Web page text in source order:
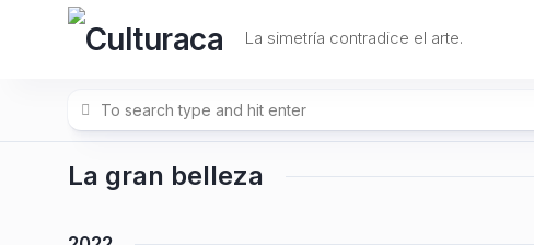
La simetría contradice el arte.
La gran belleza